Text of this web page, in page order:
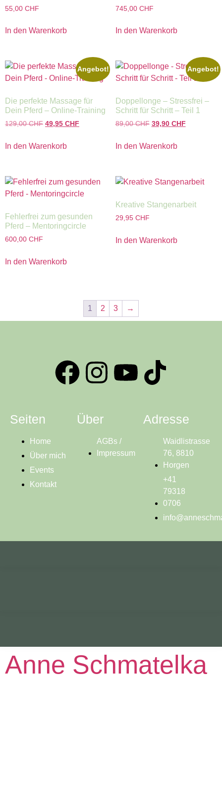
55,00 CHF
In den Warenkorb
745,00 CHF
In den Warenkorb
Angebot!
Die perfekte Massage für
Dein Pferd – Online-Training
129,00CHF 49,95 CHF
In den Warenkorb
Angebot!
Doppellonge – Stressfrei –
Schritt für Schritt – Teil 1
89,00CHF 39,90 CHF
In den Warenkorb
Fehlerfrei zum gesunden
Pferd – Mentoringcircle
600,00 CHF
In den Warenkorb
Kreative Stangenarbeit
29,95 CHF
In den Warenkorb
1 2 3 →
Seiten
Home
Über mich
Events
Kontakt
Über
AGBs /
Impressum
Adresse
Waidlistrasse
76, 8810
Horgen
+41
79318
0706
Anne Schmatelka